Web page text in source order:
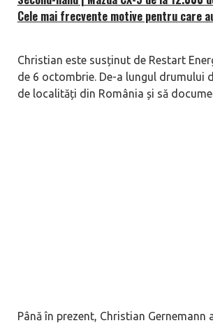
Cele mai frecvente motive pentru care
Christian este susținut de Restart
de 6 octombrie. De-a lungul drumului
de localități din România și să
Până în prezent, Christian
Blackbird va suna ca un apropo. Unul pertinent, de
altfel!